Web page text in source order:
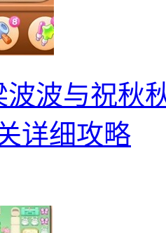
波波与祝秋
详细攻略